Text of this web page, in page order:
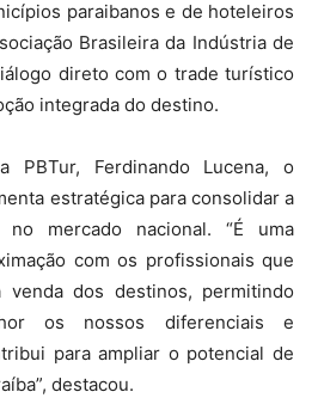
paraibanos e de hoteleiros
Brasileira da Indústria de
direto com o trade turístico
integrada do destino.
PBTur, Ferdinando Lucena, o
estratégica para consolidar a
no mercado nacional. “É uma
com os profissionais que
venda dos destinos, permitindo
os nossos diferenciais e
para ampliar o potencial de
destacou.